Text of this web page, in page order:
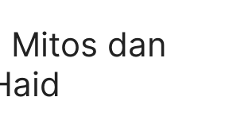
Mitos dan